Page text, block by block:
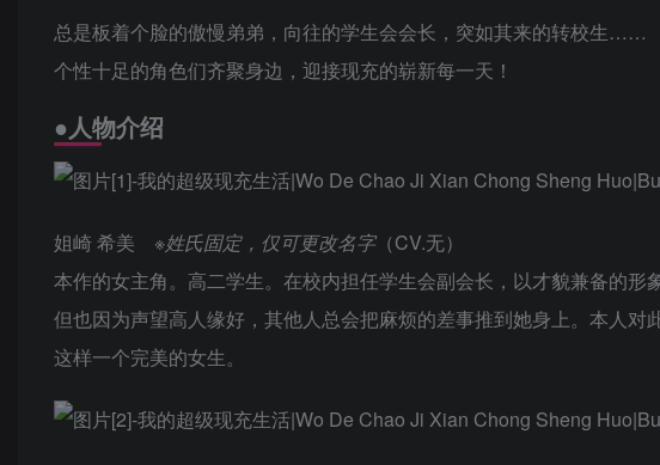
总是板着个脸的傲慢弟弟，向往的学生会会长，突如其来的转校生……
个性十足的角色们齐聚身边，迎接现充的崭新每一天！
●人物介绍
姐崎 希美 ※姓氏固定，仅可更改名字（CV.无）
本作的女主角。高二学生。在校内担任学生会副会长，以才貌兼备的形
但也因为声望高人缘好，其他人总会把麻烦的差事推到她身上。本人
这样一个完美的女生。